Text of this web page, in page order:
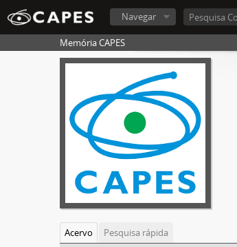
Navegar
Memória CAPES
Acervo
Pesquisa rápida